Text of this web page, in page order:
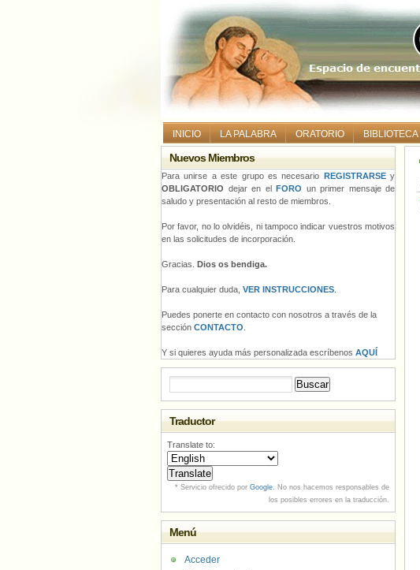
INICIO LA PALABRA ORATORIO BIBLIOTECA
Nuevos Miembros
Para unirse a este grupo es necesario REGISTRARSEy
OBLIGATORIO dejar en el FORO un primer mensaje de
saludo y presentación al resto de miembros.
Por favor, no lo olvidéis, ni tampoco indicar vuestros motivos
en las solicitudes de incorporación.
Gracias. Dios os bendiga.
Para cualquier duda, VER INSTRUCCIONES
Puedes ponerte en contacto con nosotros a través de la
sección CONTACTO
Y si quieres ayuda más personalizada escríbenos AQUÍ
Traductor
Translate to:
* Servicio ofrecido por Google. No nos hacemos responsables de
los posibles errores en la traducción.
Menú
Acceder